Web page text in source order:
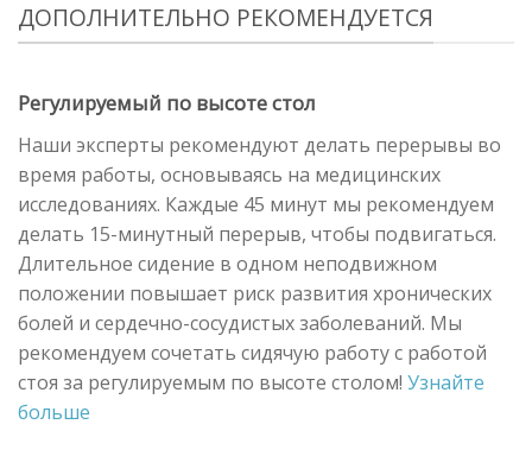
ДОПОЛНИТЕЛЬНО РЕКОМЕНДУЕТСЯ
Регулируемый по высоте стол
Наши эксперты рекомендуют делать перерывы во
время работы, основываясь на медицинских
исследованиях. Каждые 45 минут мы рекомендуем
делать 15-минутный перерыв, чтобы подвигаться.
Длительное сидение в одном неподвижном
положении повышает риск развития хронических
болей и сердечно-сосудистых заболеваний. Мы
рекомендуем сочетать сидячую работу с работой
стоя за регулируемым по высоте столом! Узнайте
больше